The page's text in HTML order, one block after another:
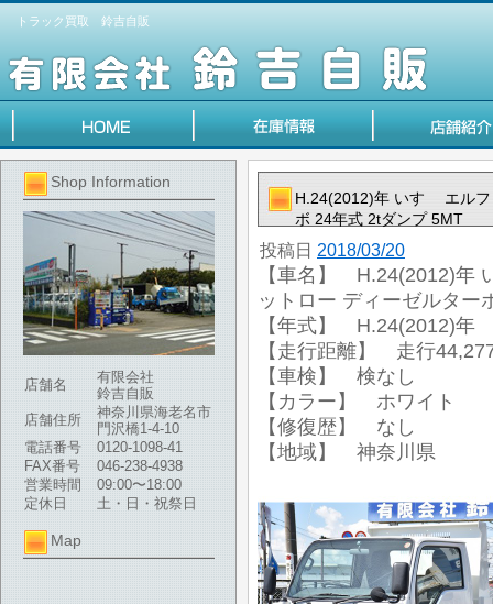
トラック買取 鈴吉自販
Shop Information
店舗名
有限会社
鈴吉自販
店舗住所
神奈川県海老名市
門沢橋1-4-10
電話番号
0120-1098-41
FAX番号
046-238-4938
営業時間
09:00〜18:00
定休日
土・日・祝祭日
Map
H.24(2012)年 いすゞ エル
ボ 24年式 2tダンプ 5MT
投稿日 2018/03/20
【車名】 H.24(2012)年
ットロー ディーゼルター
【年式】 H.24(2012)年
【走行距離】 走行
【車検】 検なし
【カラー】 ホワイト
【修復歴】 なし
【地域】 神奈川県